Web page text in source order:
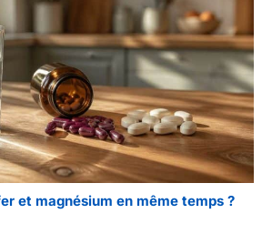
et magnésium en même temps ?